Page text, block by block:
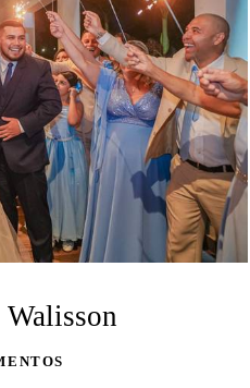
Walisson